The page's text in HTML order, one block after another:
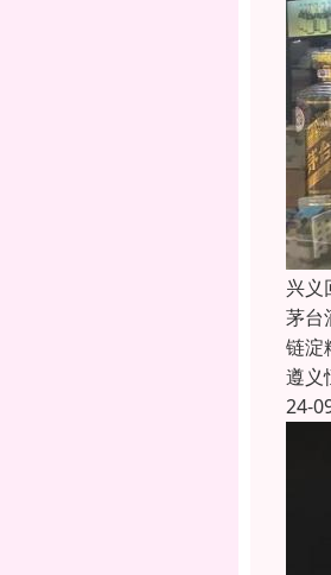
兴义
茅台
链淀
遵义
24-